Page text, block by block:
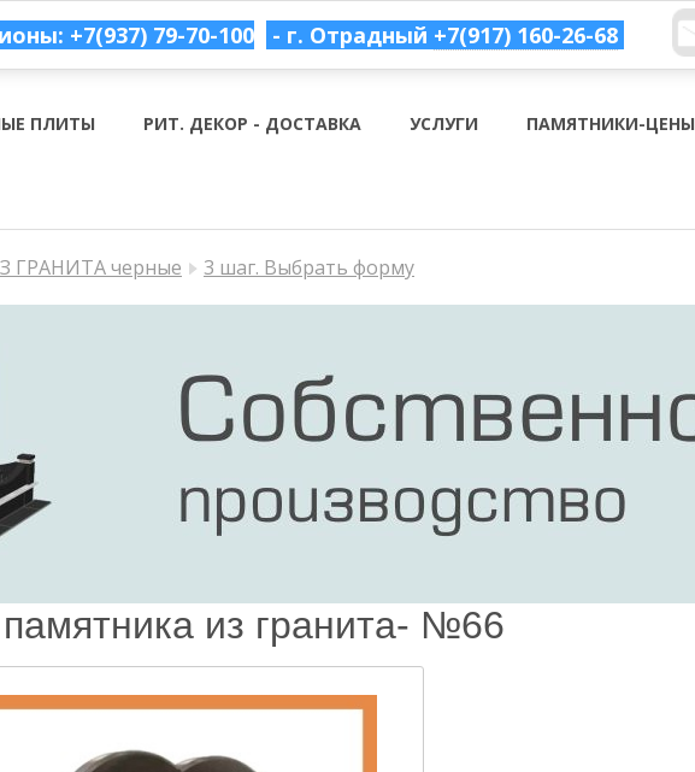
+7(937) 79-70-100 - г. Отрадный +7(917) 160-26-68
ПЛИТЫ РИТ. ДЕКОР - ДОСТАВКА УСЛУГИ ПАМЯТНИКИ-ЦЕНЫ
черные 3 шаг. Выбрать форму
из гранита- №66